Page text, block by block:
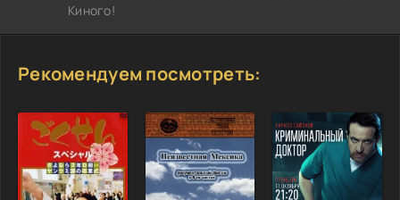
Киного!
Рекомендуем посмотреть: